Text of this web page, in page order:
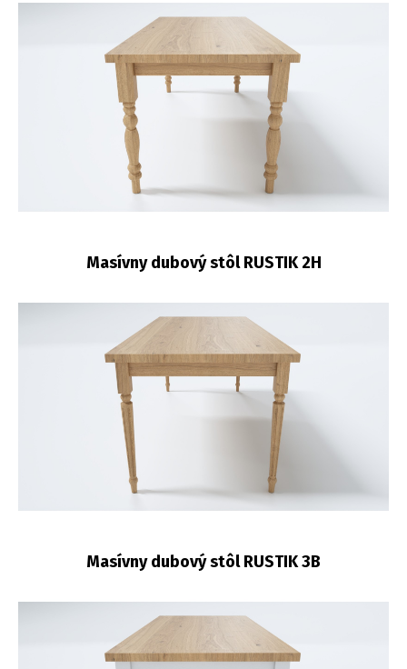
Masívny dubový stôl RUSTIK 2H
Masívny dubový stôl RUSTIK 3B